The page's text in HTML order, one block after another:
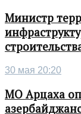
Министр
30 мая 20:20
МО Арцаха